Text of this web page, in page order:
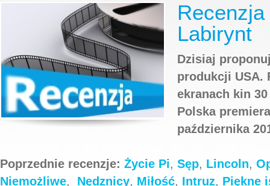
Labirynt
Dzisiaj
produkcji USA.
ekranach kin
Polska
października
Poprzednie recenzje: Życie Pi, Sęp, Lincoln,
Niemożliwe, Nędznicy, Miłość, Intruz, Piękne